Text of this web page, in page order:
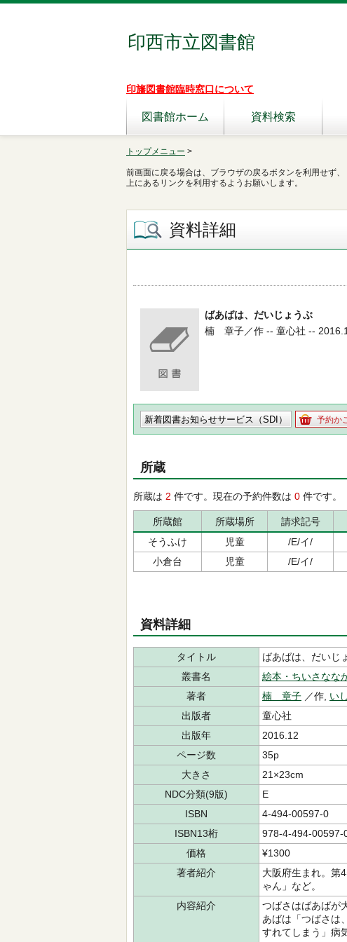
印西市立図書館
印旛図書館臨時窓口について
図書館ホーム 資料検索
トップメニュー >
前画面に戻る場合は、ブラウザの戻るボタンを利用せず、
上にあるリンクを利用するようお願いします。
資料詳細
ばあばは、だいじょうぶ
楠 章子／作 -- 童心社 --
新着図書お知らせサービス（SDI） 予約か
所蔵
所蔵は 2 件です。現在の予約件数は 0 件です。
所蔵館 所蔵場所 請求記号
そうふけ
児童 /E/イ/
小倉台
児童 /E/イ/
資料詳細
タイトル
ばあばは、だいじ
叢書名
絵本・ちいさなな
著者
楠 章子 ／作, い
出版者
童心社
出版年
2016.12
ページ数
35p
大きさ
21×23cm
NDC分類(9版)
E
ISBN
4-494-00597-0
ISBN13桁
978-4-494-00597-
価格
¥1300
著者紹介
大阪府生まれ。第
ゃん」など。
内容紹介
つばさはばあばが
あばは「つばさは
すれてしまう」病